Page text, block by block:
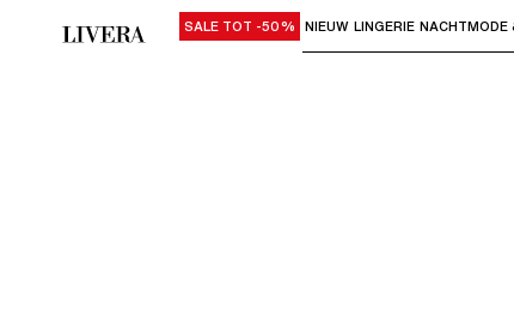
Gebruik "Pijl omlaag" of "Enter" om
SALE TOT -50% NIEUW LINGERIE NACHTMODE